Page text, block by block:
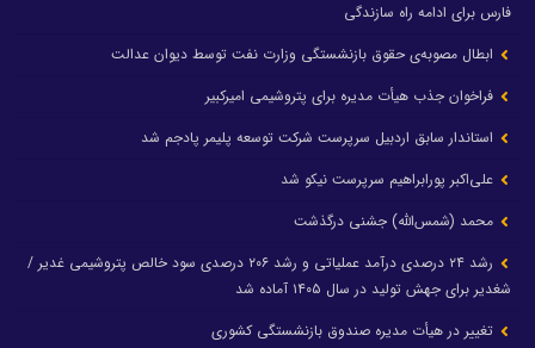
فارس برای ادامه راه سازندگی
ابطال مصوبه‌ی حقوق بازنشستگی وزارت نفت توسط دیوان عدالت
فراخوان جذب هیأت مدیره برای پتروشیمی امیرکبیر
استاندار سابق اردبیل سرپرست شرکت توسعه پلیمر پادجم شد
علی‌اکبر پورابراهیم سرپرست نیکو شد
محمد (شمس‌الله) جشنی درگذشت
رشد ۲۴ درصدی درآمد عملیاتی و رشد ۲۰۶ درصدی سود خالص پتروشیمی غدیر /
شغدیر برای جهش تولید در سال ۱۴۰۵ آماده شد
تغییر در هیأت مدیره صندوق بازنشستگی کشوری